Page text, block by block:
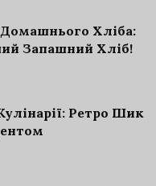
Хліба:
Запашний Хліб!
Ретро Шик